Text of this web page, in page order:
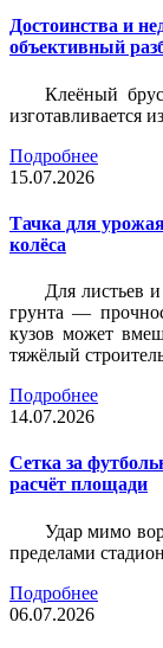
Достоинства и
объективный
Клеёный
изготавливается
Подробнее
15.07.2026
Тачка для
колёса
Для листьев
грунта —
кузов может
тяжёлый
Подробнее
14.07.2026
Сетка за
расчёт площади
Удар мимо
пределами
Подробнее
06.07.2026